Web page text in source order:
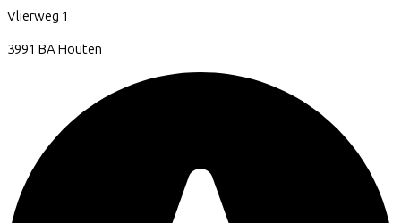
Vlierweg 1
3991 BAHouten